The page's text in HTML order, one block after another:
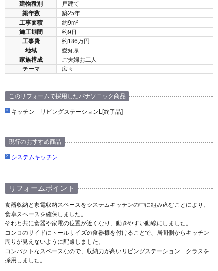
建物種別
戸建て
築年数
築25年
工事面積
約9m2
施工期間
約9日
工事費
約186万円
地域
愛知県
家族構成
ご夫婦お二人
テーマ
広々
このリフォームで採用したパナソニック商品
キッチン リビングステーションL[終了品]
現行のおすすめ商品
システムキッチン
リフォームポイント
食器収納と家電収納スペースをシステムキッチンの中に組み込むことにより、
食卓スペースを確保しました。
それと共に食器や家電の位置が近くなり、動きやすい動線にしました。
コンロのサイドにトールサイズの食器棚を付けることで、居間側からキッチン
周りが見えないように配慮しました。
コンパクトなスペースなので、収納力が高いリビングステーションＬクラスを
採用しました。